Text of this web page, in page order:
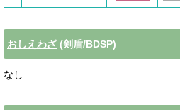
おしえわざ(剣盾/BDSP)
なし